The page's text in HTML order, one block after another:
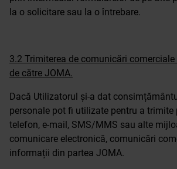
la o solicitare sau la o întrebare.
3.2 Trimiterea de comunicări
de către JOMA.
Dacă Utilizatorul și-a dat
personale pot fi utilizate pentru a trimite
telefon, e-mail, SMS/MMS sau alte
comunicare electronică, comunicări
informații din partea JOMA.